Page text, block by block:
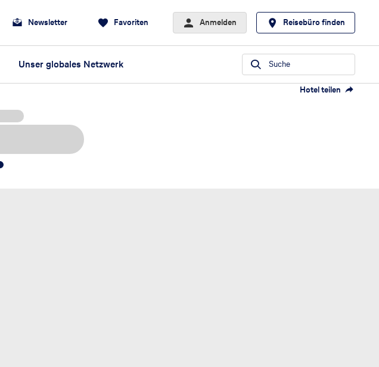
Newsletter Favoriten Anmelden Reisebüro finden
Unser globales Netzwerk Suche
Hotel teilen